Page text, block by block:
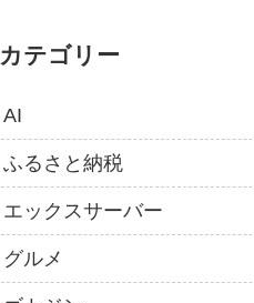
カテゴリー
AI
ふるさと納税
エックスサーバー
グルメ